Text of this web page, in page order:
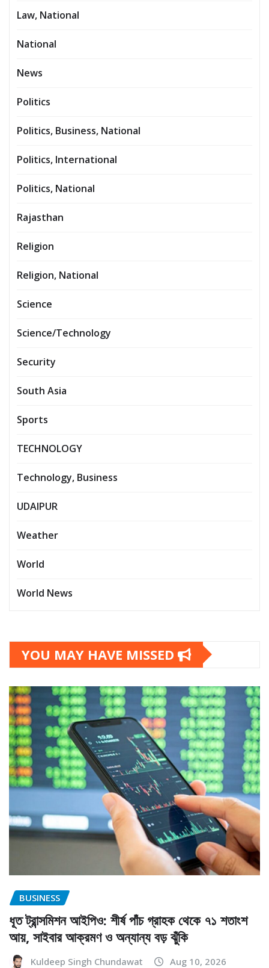
Law, National
National
News
Politics
Politics, Business, National
Politics, International
Politics, National
Rajasthan
Religion
Religion, National
Science
Science/Technology
Security
South Asia
Sports
TECHNOLOGY
Technology, Business
UDAIPUR
Weather
World
World News
YOU MAY HAVE MISSED
BUSINESS
ধূত ট্রান্সমিশন আইপিও: শীর্ষ পাঁচ গ্রাহক থেকে ৭১ শতাংশ
আয়, সাইবার আক্রমণ ও অন্যান্য বড় ঝুঁকি
Kuldeep Singh Chundawat Aug 10, 2026